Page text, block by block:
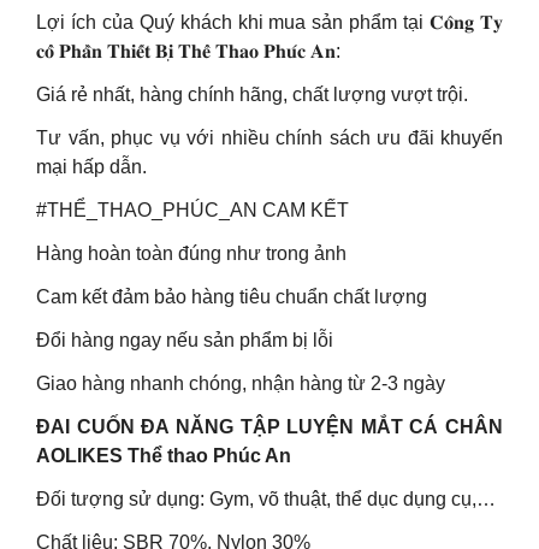
Lợi ích của Quý khách khi mua sản phẩm tại 𝐂𝐨̂𝐧𝐠 𝐓𝐲
𝐜𝐨̂̉ 𝐏𝐡𝐚̂̀𝐧 𝐓𝐡𝐢𝐞̂́𝐭 𝐁𝐢̣ 𝐓𝐡𝐞̂̉ 𝐓𝐡𝐚𝐨 𝐏𝐡𝐮́𝐜 𝐀𝐧:
Giá rẻ nhất, hàng chính hãng, chất lượng vượt trội.
Tư vấn, phục vụ với nhiều chính sách ưu đãi khuyến
mại hấp dẫn.
#THỂ_THAO_PHÚC_AN CAM KẾT
Hàng hoàn toàn đúng như trong ảnh
Cam kết đảm bảo hàng tiêu chuẩn chất lượng
Đổi hàng ngay nếu sản phẩm bị lỗi
Giao hàng nhanh chóng, nhận hàng từ 2-3 ngày
ĐAI CUỐN ĐA NĂNG TẬP LUYỆN MẮT CÁ CHÂN
AOLIKES Thể thao Phúc An
Đối tượng sử dụng: Gym, võ thuật, thể dục dụng cụ,…
Chất liệu: SBR 70%, Nylon 30%